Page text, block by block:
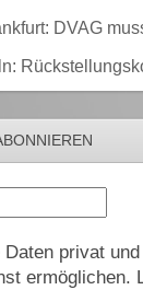
DVAG
privat
ermöglichen.